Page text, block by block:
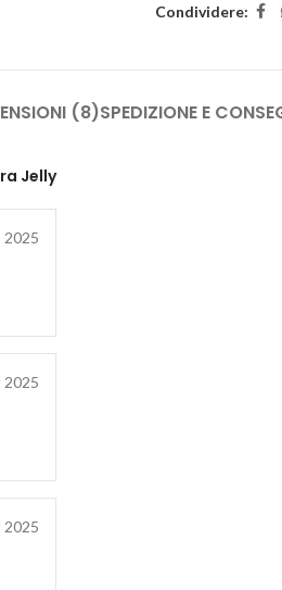
Condividere:
(8)SPEDIZIONE E
Jelly
2025
2025
2025